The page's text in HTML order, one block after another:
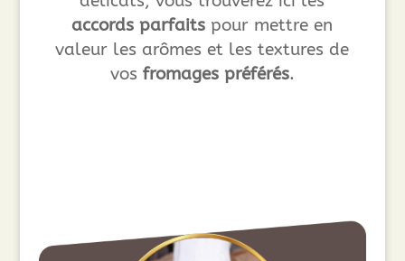
accords parfaits pour mettre en
valeur les arômes et les textures de
vos fromages préférés.